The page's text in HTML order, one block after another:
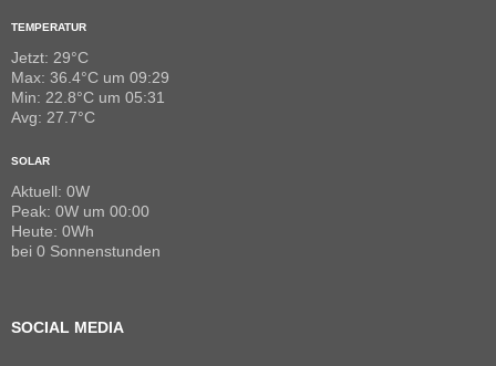
TEMPERATUR
Jetzt: 29°C
Max: 36.4°C um 09:29
Min: 22.8°C um 05:31
Avg: 27.7°C
SOLAR
Aktuell: 0W
Peak: 0W um 00:00
Heute: 0Wh
bei 0 Sonnenstunden
SOCIAL MEDIA